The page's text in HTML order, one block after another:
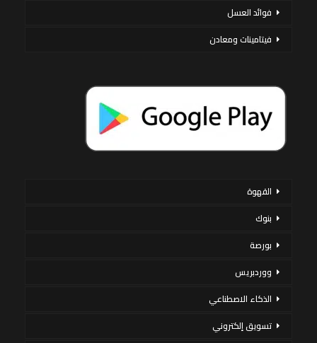
فوائد العسل
فيتامينات ومعادن
القهوة
بنوك
بورصة
ووردبريس
الذكاء الاصطناعي
تسويق إلكتروني